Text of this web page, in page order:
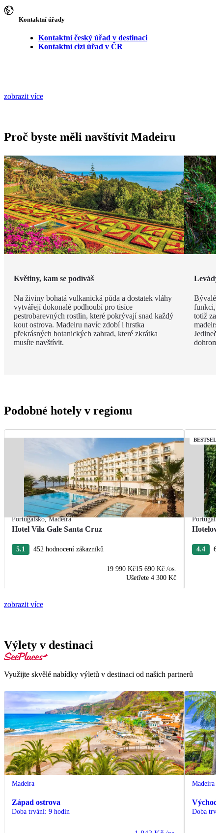
Kontaktní úřady
Kontaktní český úřad v destinaci
Kontaktní cizí úřad v ČR
zobrazit více
Proč byste měli navštívit Madeiru
Květiny, kam se podíváš
Na živiny bohatá vulkanická půda a dostatek vláhy
vytvářejí dokonalé podhoubí pro tisíce
pestrobarevných rostlin, které pokrývají snad každý
kout ostrova. Madeiru navíc zdobí i hrstka
překrásných botanických zahrad, které zkrátka
musíte navštívit.
Levády
Bývalé
funkci,
totiž
Podobné hotely v regionu
Portugalsko,Madeira
Hotel Vila Gale Santa Cruz
5.1 452 hodnocení zákazníků
19 990 Kč15 690 Kč /os.
Ušetřete 4 300 Kč
4.4
zobrazit více
Výlety v destinaci
Využijte skvělé nabídky výletů v destinaci od našich partnerů
Madeira
Západ ostrova
Doba trvání: 9 hodin
Madeira
Východ
Doba